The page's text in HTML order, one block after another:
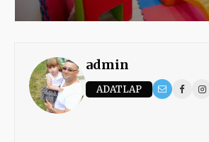
admin
ADATLAP